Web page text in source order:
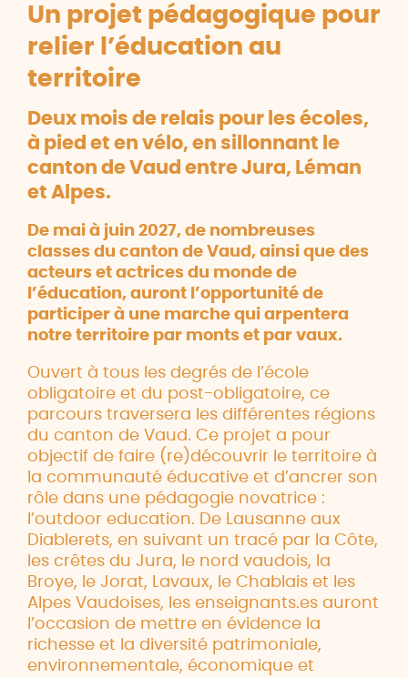
Un projet pédagogique pour
relier l’éducation au
territoire
Deux mois de relais pour les écoles,
à pied et en vélo, en sillonnant le
canton de Vaud entre Jura, Léman
et Alpes.
De mai à juin 2027, de nombreuses
classes du canton de Vaud, ainsi que des
acteurs et actrices du monde de
l’éducation, auront l’opportunité de
participer à une marche qui arpentera
notre territoire par monts et par vaux.
Ouvert à tous les degrés de l’école
obligatoire et du post-obligatoire, ce
parcours traversera les différentes régions
du canton de Vaud. Ce projet a pour
objectif de faire (re)découvrir le territoire à
la communauté éducative et d’ancrer son
rôle dans une pédagogie novatrice :
l’outdoor education. De Lausanne aux
Diablerets, en suivant un tracé par la Côte,
les crêtes du Jura, le nord vaudois, la
Broye, le Jorat, Lavaux, le Chablais et les
Alpes Vaudoises, les enseignants.es auront
l’occasion de mettre en évidence la
richesse et la diversité patrimoniale,
environnementale, économique et